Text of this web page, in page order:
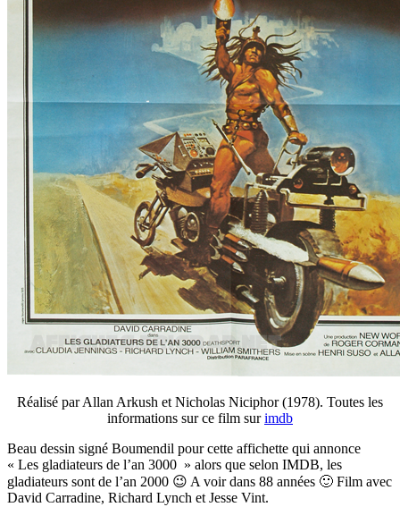
Réalisé par Allan Arkush et Nicholas Niciphor (1978). Toutes les
informations sur ce film surimdb
Beau dessin signé Boumendil pour cette affichette qui annonce
« Les gladiateurs de l’an 3000 » alors que selon IMDB, les
gladiateurs sont de l’an 2000 😉 A voir dans 88 années 🙂 Film avec
David Carradine, Richard Lynch et Jesse Vint.